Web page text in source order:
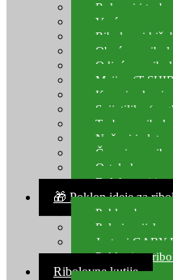
Ruksaci i
Vreće za
Ribolovni
Obuća za
Odjeća za
Majice (T-
Kape i
Svijetiljke
Torbe za
Noževi i alat
Čamci za
Ostala kamp
Dalekozori i
🎁 Poklon ideje za
Poklon bon za
Polarizacijske
Jastuci GABY
Pokloni za
Ribolovne kutije